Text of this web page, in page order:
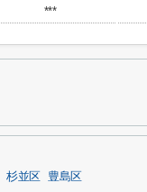
***
杉並区 豊島区